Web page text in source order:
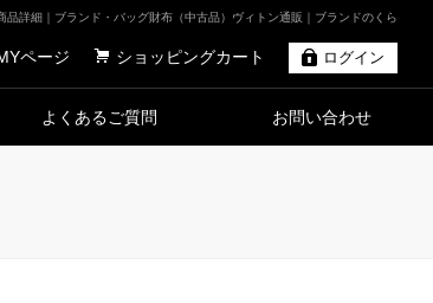
品詳細｜ブランド・バッグ財布（中古品）ヴィトン通販｜ブランドのくら
ページ ショッピングカート ログイン
よくあるご質問 お問い合わせ